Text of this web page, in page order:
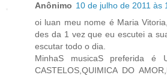
Anônimo 10 de julho de 2011 às
oi luan meu nome é Maria
des da 1 vez que eu escutei a
escutar todo o dia.
MinhaS musicaS preferida é
CASTELOS,QUIMICA DO